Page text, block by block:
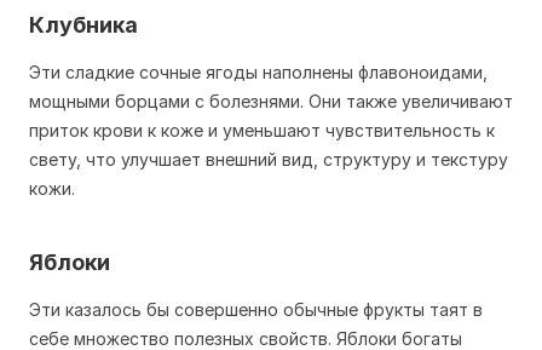
Клубника
Эти сладкие сочные ягоды наполнены флавоноидами,
мощными борцами с болезнями. Они также увеличивают
приток крови к коже и уменьшают чувствительность к
свету, что улучшает внешний вид, структуру и текстуру
кожи.
Яблоки
Эти казалось бы совершенно обычные фрукты таят в
себе множество полезных свойств. Яблоки богаты